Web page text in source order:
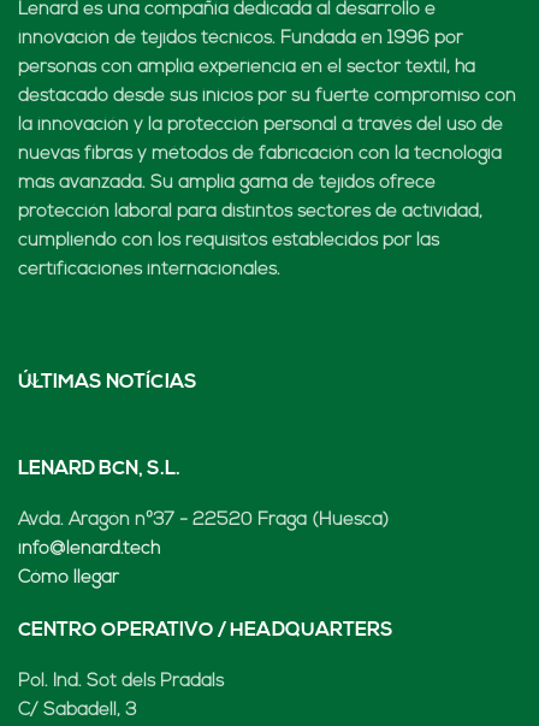
Lenard es una compañía dedicada al desarrollo e
innovación de tejidos técnicos. Fundada en 1996 por
personas con amplia experiencia en el sector textil, ha
destacado desde sus inicios por su fuerte compromiso con
la innovación y la protección personal a través del uso de
nuevas fibras y métodos de fabricación con la tecnología
más avanzada. Su amplia gama de tejidos ofrece
protección laboral para distintos sectores de actividad,
cumpliendo con los requisitos establecidos por las
certificaciones internacionales.
ÚLTIMAS NOTÍCIAS
LENARD BCN, S.L.
Avda. Aragón nº37 - 22520 Fraga (Huesca)
info@lenard.tech
Cómo llegar
CENTRO OPERATIVO / HEADQUARTERS
Pol. Ind. Sot dels Pradals
C/ Sabadell, 3